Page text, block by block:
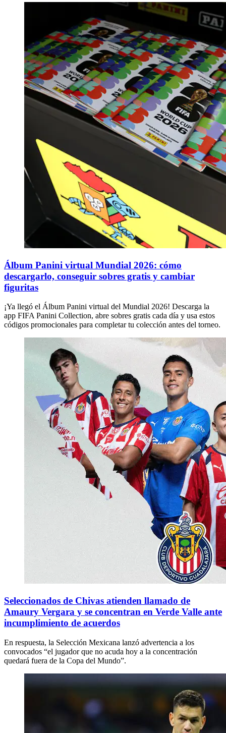
Álbum Panini virtual Mundial 2026: cómo
descargarlo, conseguir sobres gratis y cambiar
figuritas
¡Ya llegó el Álbum Panini virtual del Mundial 2026! Descarga la
app FIFA Panini Collection, abre sobres gratis cada día y usa estos
códigos promocionales para completar tu colección antes del torneo.
Seleccionados de Chivas atienden llamado de
Amaury Vergara y se concentran en Verde Valle ante
incumplimiento de acuerdos
En respuesta, la Selección Mexicana lanzó advertencia a los
convocados “el jugador que no acuda hoy a la concentración
quedará fuera de la Copa del Mundo”.